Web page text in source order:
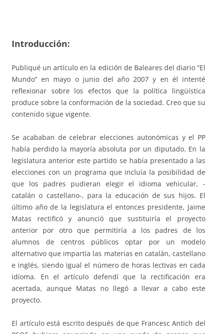
Introducción:
Publiqué un artículo en la edición de Baleares del diario “El
Mundo” en mayo o junio del año 2007 y en él intenté
reflexionar sobre los efectos que la política lingüística
produce sobre la conformación de la sociedad. Creo que su
contenido sigue vigente.
Se acababan de celebrar elecciones autonómicas y el PP
había perdido la mayoría absoluta por un diputado. En la
legislatura anterior este partido se había presentado a las
elecciones con un programa que incluía la posibilidad de
que los padres pudieran elegir el idioma vehicular, -
catalán o castellano-, para la educación de sus hijos. El
último año de la legislatura el entonces presidente, Jaime
Matas rectificó y anunció que sustituiría el proyecto
anterior por otro que permitiría a los padres de los
alumnos de centros públicos optar por un modelo
alternativo que impartía las materias en catalán, castellano
e inglés, siendo igual el número de horas lectivas en cada
idioma. En el artículo defendí que la rectificación era
acertada, aunque Matas no llegó a llevar a cabo este
proyecto.
El artículo está escrito después de que Francesc Antich del